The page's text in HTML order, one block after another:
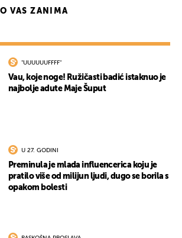
VAS ZANIMA
"UUUUUUFFFF"
Vau, koje noge! Ružičasti badić istaknuo je
najbolje adute Maje Šuput
U 27. GODINI
Preminula je mlada influencerica koju je
pratilo više od milijun ljudi, dugo se borila s
opakom bolesti